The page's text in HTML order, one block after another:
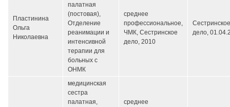
Пластинина
Ольга
Николаевна
палатная
(постовая),
Отделение
реанимации и
интенсивной
терапии для
больных с
ОНМК
среднее
профессиональное,
ЧМК, Сестринское
дело, 2010
Сестринское
дело,
медицинская
сестра
палатная,
среднее